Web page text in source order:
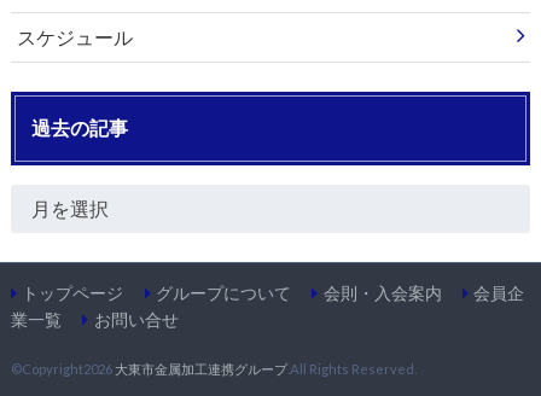
スケジュール
過去の記事
トップページ グループについて 会則・入会案内
会員企
業一覧
お問い合せ
©Copyright2026 大東市金属加工連携グループ.All Rights Reserved.